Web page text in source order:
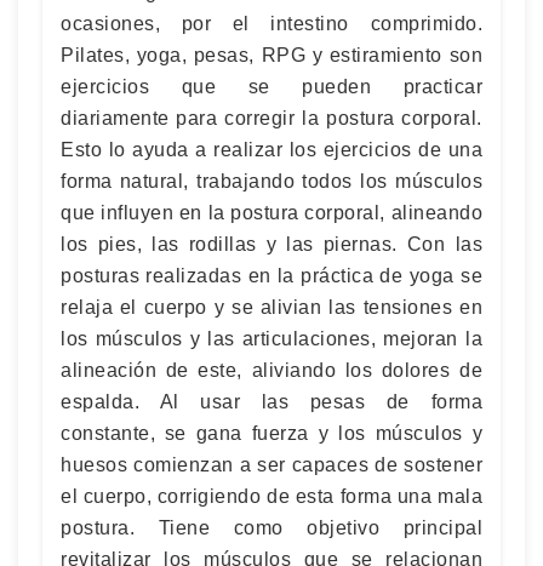
ocasiones, por el intestino comprimido.
Pilates, yoga, pesas, RPG y estiramiento son
ejercicios que se pueden practicar
diariamente para corregir la postura corporal.
Esto lo ayuda a realizar los ejercicios de una
forma natural, trabajando todos los músculos
que influyen en la postura corporal, alineando
los pies, las rodillas y las piernas. Con las
posturas realizadas en la práctica de yoga se
relaja el cuerpo y se alivian las tensiones en
los músculos y las articulaciones, mejoran la
alineación de este, aliviando los dolores de
espalda. Al usar las pesas de forma
constante, se gana fuerza y los músculos y
huesos comienzan a ser capaces de sostener
el cuerpo, corrigiendo de esta forma una mala
postura. Tiene como objetivo principal
revitalizar los músculos que se relacionan